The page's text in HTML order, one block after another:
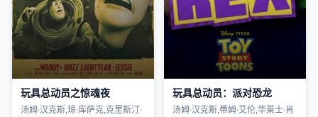
玩具总动员之惊魂夜
汤姆·汉克斯,琼·库萨克,克里斯汀·
玩具总动员：派对恐龙
汤姆·汉克斯,蒂姆·艾伦,华莱士·肖